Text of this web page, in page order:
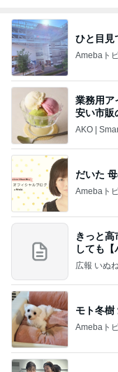
ひと目見
Amebaト
業務用ア
安い市販
トレ
AKO |
だいた
Amebaト
きっと
しても
だろ
広報 いぬ
モト冬樹
Amebaト